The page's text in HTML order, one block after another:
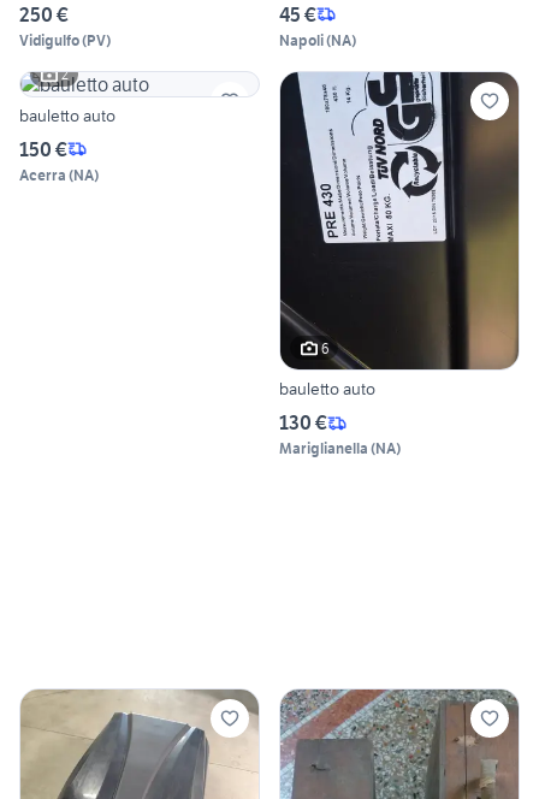
250 €
Vidigulfo(PV)
45 €
Napoli(NA)
2
bauletto auto
150 €
Acerra (NA)
6
bauletto auto
130 €
Mariglianella (NA)